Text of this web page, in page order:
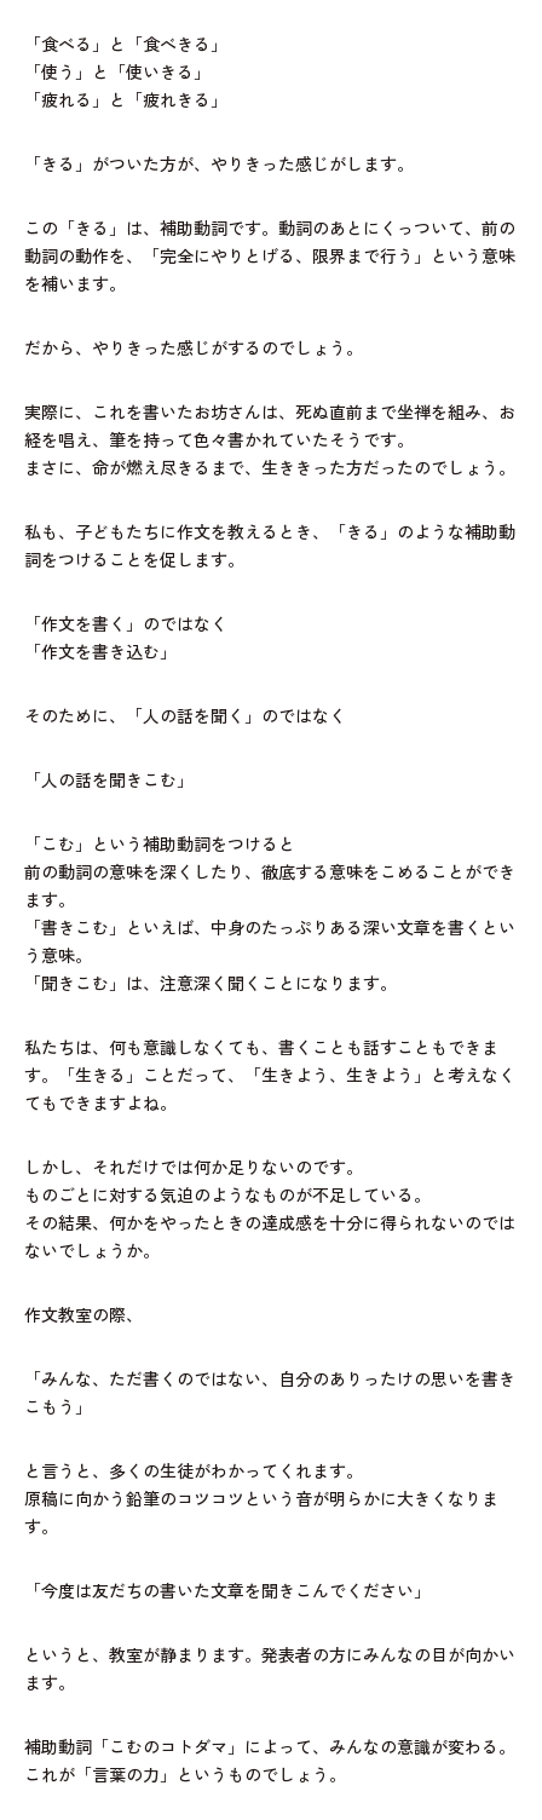
「食べる」と「食べきる」
「使う」と「使いきる」
「疲れる」と「疲れきる」
「きる」がついた方が、やりきった感じがします。
この「きる」は、補助動詞です。動詞のあとにくっついて、前の
動詞の動作を、「完全にやりとげる、限界まで行う」という意味
を補います。
だから、やりきった感じがするのでしょう。
実際に、これを書いたお坊さんは、死ぬ直前まで坐禅を組み、お
経を唱え、筆を持って色々書かれていたそうです。
まさに、命が燃え尽きるまで、生ききった方だったのでしょう。
私も、子どもたちに作文を教えるとき、「きる」のような補助動
詞をつけることを促します。
「作文を書く」のではなく
「作文を書き込む」
そのために、「人の話を聞く」のではなく
「人の話を聞きこむ」
「こむ」という補助動詞をつけると
前の動詞の意味を深くしたり、徹底する意味をこめることができ
ます。
「書きこむ」といえば、中身のたっぷりある深い文章を書くとい
う意味。
「聞きこむ」は、注意深く聞くことになります。
私たちは、何も意識しなくても、書くことも話すこともできま
す。「生きる」ことだって、「生きよう、生きよう」と考えなく
てもできますよね。
しかし、それだけでは何か足りないのです。
ものごとに対する気迫のようなものが不足している。
その結果、何かをやったときの達成感を十分に得られないのでは
ないでしょうか。
作文教室の際、
「みんな、ただ書くのではない、自分のありったけの思いを書き
こもう」
と言うと、多くの生徒がわかってくれます。
原稿に向かう鉛筆のコツコツという音が明らかに大きくなりま
す。
「今度は友だちの書いた文章を聞きこんでください」
というと、教室が静まります。発表者の方にみんなの目が向かい
ます。
補助動詞「こむのコトダマ」によって、みんなの意識が変わる。
これが「言葉の力」というものでしょう。